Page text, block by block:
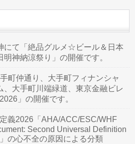
にて「絶品グルメ☆ビール＆日本
神納涼祭り」の開催です。
町仲通り、大手町フィナンシャ
、大手町川端緑道、東京金融ビレ
」の開催です。
義2026「AHA/ACC/ESC/WHF
Second Universal Definition
の心不全の原因による分類